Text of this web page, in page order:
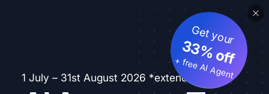
1 July – 31st August 2026 *extended
Get your
33% off
+ free AI Agent